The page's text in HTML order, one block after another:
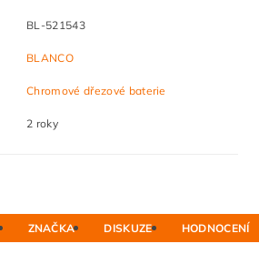
BL-521543
BLANCO
Chromové dřezové baterie
2 roky
ZNAČKA DISKUZE HODNOCENÍ